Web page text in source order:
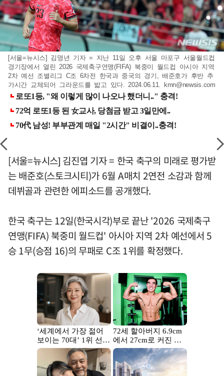
[서울=뉴시스] 김명년 기자 = 지난 11일 오후 서울 마포구 서울월드컵
경기장에서 열린 2026 국제축구연맹(FIFA) 북중미 월드컵 아시아 지역
2차 예선 조별리그 C조 6차전 한국과 중국의 경기, 배준호가 후반 추
가시간 교체되어 그라운드를 밟고 있다. 2024.06.11.
kmn@newsis.com
[서울=뉴시스] 김진엽 기자 = 한국 축구의 미래로 평가받
는 배준호(스토크시티)가 6월 A매치 2연전 소감과 함께
데뷔골과 관련한 에피소드를 공개했다.
한국 축구는 12일(한국시각)부로 끝난 '2026 국제축구
연맹(FIFA) 북중미 월드컵' 아시아 지역 2차 예선에서 5
승 1무(승점 16)의 무패로 C조 1위를 확정했다.